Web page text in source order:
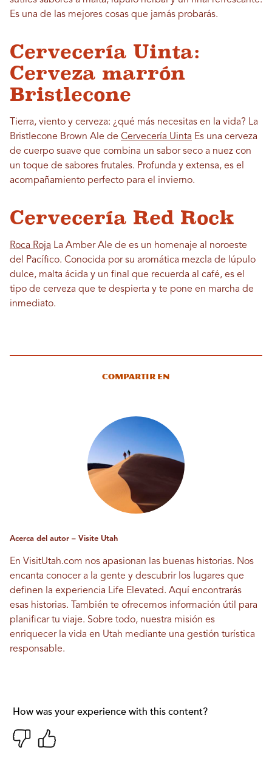
Es una de las mejores cosas que jamás probarás.
Cervecería Uinta:
Cerveza marrón
Bristlecone
Tierra, viento y cerveza: ¿qué más necesitas en la vida? La
Bristlecone Brown Ale de Cervecería Uinta Es una cerveza
de cuerpo suave que combina un sabor seco a nuez con
un toque de sabores frutales. Profunda y extensa, es el
acompañamiento perfecto para el invierno.
Cervecería Red Rock
Roca Roja La Amber Ale de es un homenaje al noroeste
del Pacífico. Conocida por su aromática mezcla de lúpulo
dulce, malta ácida y un final que recuerda al café, es el
tipo de cerveza que te despierta y te pone en marcha de
inmediato.
Compartir en
Acerca del autor – Visite Utah
En VisitUtah.com nos apasionan las buenas historias. Nos
encanta conocer a la gente y descubrir los lugares que
definen la experiencia Life Elevated. Aquí encontrarás
esas historias. También te ofrecemos información útil para
planificar tu viaje. Sobre todo, nuestra misión es
enriquecer la vida en Utah mediante una gestión turística
responsable.